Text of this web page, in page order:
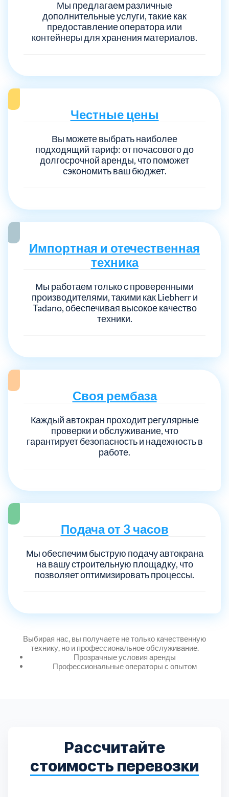
Мы предлагаем различные
дополнительные услуги, такие как
предоставление оператора или
контейнеры для хранения материалов.
Честные цены
Вы можете выбрать наиболее
подходящий тариф: от почасового до
долгосрочной аренды, что поможет
сэкономить ваш бюджет.
Импортная и отечественная
техника
Мы работаем только с проверенными
производителями, такими как Liebherr и
Tadano, обеспечивая высокое качество
техники.
Своя рембаза
Каждый автокран проходит регулярные
проверки и обслуживание, что
гарантирует безопасность и надежность в
работе.
Подача от 3 часов
Мы обеспечим быструю подачу автокрана
на вашу строительную площадку, что
позволяет оптимизировать процессы.
Выбирая нас, вы получаете не только качественную
технику, но и профессиональное обслуживание.
Прозрачные условия аренды
Профессиональные операторы с опытом
Рассчитайте
стоимость перевозки
Выберите город:
Дмитровский
Истринский
Каширский